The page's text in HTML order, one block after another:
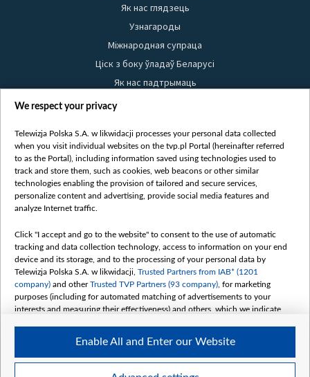
Як нас глядзець
Узнагароды
Міжнародная супраца
Ціск з боку ўладаў Беларусі
Як нас падтрымаць
Правілы выкарыстання матэрыялаў
Бяспека
Youtube
Белсат news
Белсат Shorts
Жэстачайшы мульт
Belsat English
Biełsat PL
Белсат Now
Белсат History
Белсат Music
Белсат Doc
My consents
We respect your privacy
Telewizja Polska S.A. w likwidacji processes your personal data collected
when you visit individual websites on the tvp.pl Portal (hereinafter referred
to as the Portal), including information saved using technologies used to
track and store them, such as cookies, web beacons or other similar
technologies enabling the provision of tailored and secure services,
personalize content and advertising, provide social media features and
analyze Internet traffic.
Click "I accept and go to the website" to consent to the use of automatic
tracking and data collection technology, access to information on your end
device and its storage, and to the processing of your personal data by
Telewizja Polska S.A. w likwidacji, Trusted Partners from IAB* (1201
company) and otherTrusted TVP Partners (93 company) , for marketing
purposes (including for automated matching of advertisements to your
interests and measuring their effectiveness) and others, which we indicate
The purposes of processing your data by TVP S.A. w likwidacji are as
follows:
Enable All and Enter our Website